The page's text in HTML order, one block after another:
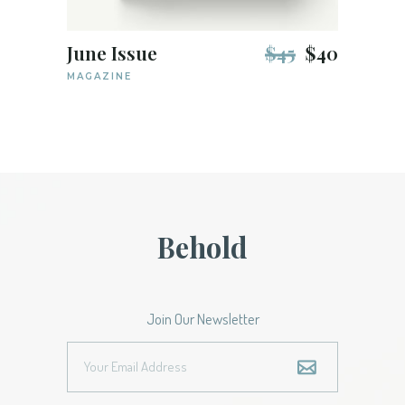
June Issue $45 $40
MAGAZINE
Behold
Join Our Newsletter